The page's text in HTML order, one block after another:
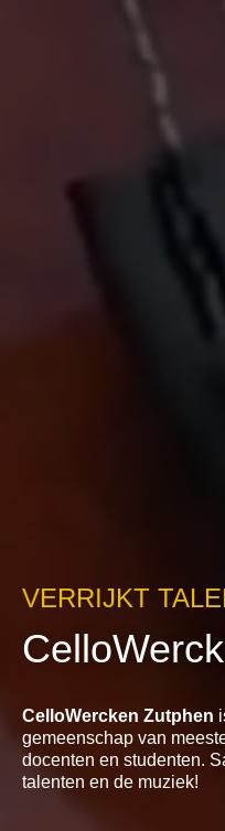
VERRIJKT
CelloWercken Zutphen
gemeenschap van
docenten en studenten.
talenten en de muziek!